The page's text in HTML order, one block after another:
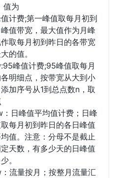
值为
计费;第一峰值取每月初到
值带宽，最大值作为月峰
取每月初到昨日的各带宽
的值。
峰值计费;95峰值取每月
明细点，按带宽从大到小
加序号从1到总点数n，取
日峰值平均值计费；日峰
每月初到昨日的各日峰值
值。注意：分母不是截止
天数，有多少天的日峰值
。
流量按月；按整月流量汇